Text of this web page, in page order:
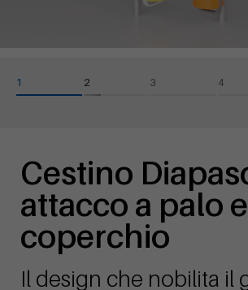
Cestino
attacco a palo e
coperchio
Il design che nobilita il